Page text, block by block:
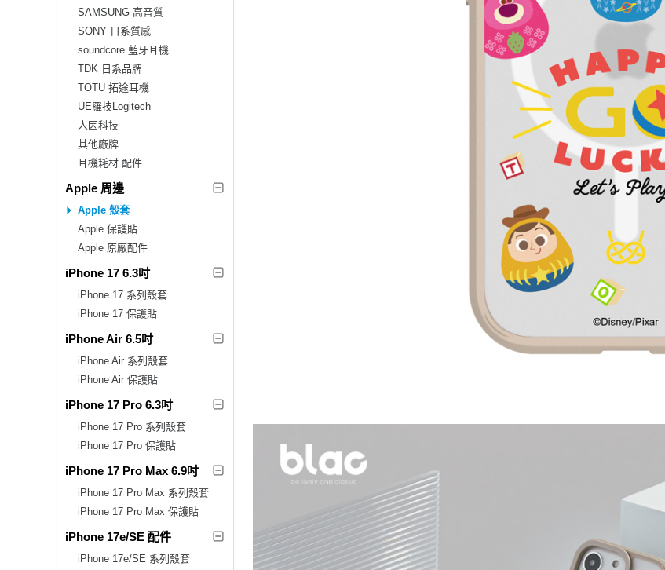
SAMSUNG 高音質
SONY 日系質感
soundcore 藍牙耳機
TDK 日系品牌
TOTU 拓途耳機
UE羅技Logitech
人因科技
其他廠牌
耳機耗材.配件
Apple 周邊
Apple 殼套
Apple 保護貼
Apple 原廠配件
iPhone 17 6.3吋
iPhone 17 系列殼套
iPhone 17 保護貼
iPhone Air 6.5吋
iPhone Air 系列殼套
iPhone Air 保護貼
iPhone 17 Pro 6.3吋
iPhone 17 Pro 系列殼套
iPhone 17 Pro 保護貼
iPhone 17 Pro Max 6.9吋
iPhone 17 Pro Max 系列殼套
iPhone 17 Pro Max 保護貼
iPhone 17e/SE 配件
iPhone 17e/SE 系列殼套